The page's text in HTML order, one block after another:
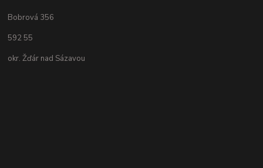
Bobrová 356
592 55
okr. Žďár nad Sázavou